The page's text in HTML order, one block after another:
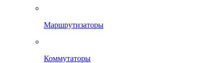
Маршрутизаторы
Коммутаторы